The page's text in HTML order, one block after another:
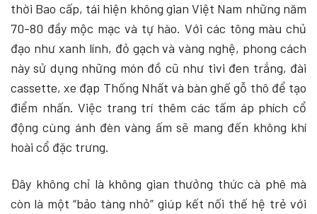
thời Bao cấp, tái hiện không gian Việt Nam những năm
70-80 đầy mộc mạc và tự hào. Với các tông màu chủ
đạo như xanh lính, đỏ gạch và vàng nghệ, phong cách
này sử dụng những món đồ cũ như tivi đen trắng, đài
cassette, xe đạp Thống Nhất và bàn ghế gỗ thô để tạo
điểm nhấn. Việc trang trí thêm các tấm áp phích cổ
động cùng ánh đèn vàng ấm sẽ mang đến không khí
hoài cổ đặc trưng.
Đây không chỉ là không gian thưởng thức cà phê mà
còn là một “bảo tàng nhỏ” giúp kết nối thế hệ trẻ với